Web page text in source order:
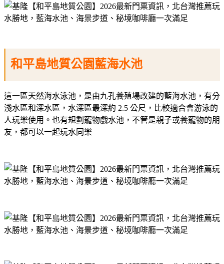
和平島地質公園藍海水池
這一區天然海水泳池，是由九孔養殖場改建的藍海水池，有分
淺水區和深水區，水深區最深約 2.5 公尺，比較適合會游泳的
人玩樂使用。也有規劃寵物戲水池，不管是親子或養寵物的朋
友，都可以一起玩水同樂